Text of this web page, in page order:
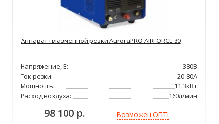
Аппарат плазменной резки AuroraPRO AIRFORCE 80
Напряжение, В:
380В
Ток резки:
20-80А
Мощность:
11.3кВт
Расход воздуха:
160л/мин
98 100 р. Возможен ОПТ!